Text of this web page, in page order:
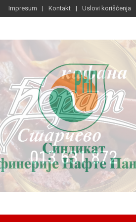
Impresum Kontakt Uslovi korišćenja